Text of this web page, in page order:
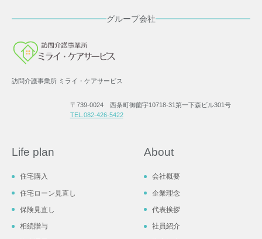
グループ会社
訪問介護事業所 ミライ・ケアサービス
〒739-0024 西条町御薗宇10718-31第一下森ビル301号
TEL.082-426-5422
Life plan
住宅購入
住宅ローン見直し
保険見直し
相続贈与
About
会社概要
企業理念
代表挨拶
社員紹介